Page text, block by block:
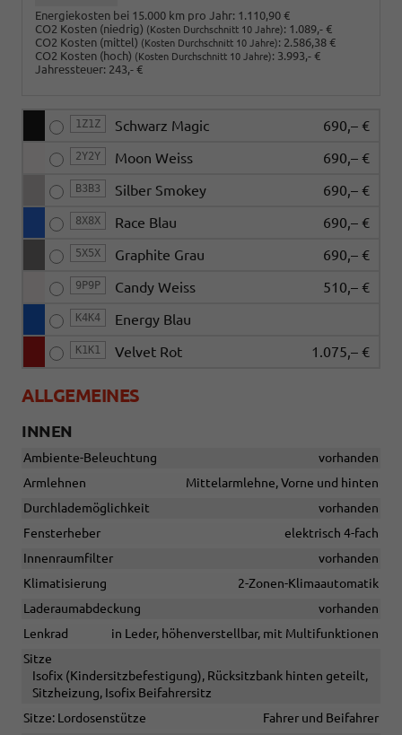
Energiekosten bei 15.000 km pro Jahr: 1.110,90 €
CO2 Kosten (niedrig) (Kosten Durchschnitt 10 Jahre): 1.089,- €
CO2 Kosten (mittel) (Kosten Durchschnitt 10 Jahre): 2.586,38 €
CO2 Kosten (hoch) (Kosten Durchschnitt 10 Jahre): 3.993,- €
Jahressteuer: 243,- €
1Z1Z Schwarz Magic 690,– €
2Y2Y Moon Weiss 690,– €
B3B3 Silber Smokey 690,– €
8X8X Race Blau 690,– €
5X5X Graphite Grau 690,– €
9P9P Candy Weiss 510,– €
K4K4 Energy Blau
K1K1 Velvet Rot 1.075,– €
ALLGEMEINES
INNEN
Ambiente-Beleuchtung
vorhanden
Armlehnen
Mittelarmlehne, Vorne und hinten
Durchlademöglichkeit
vorhanden
Fensterheber
elektrisch 4-fach
Innenraumfilter
vorhanden
Klimatisierung
2-Zonen-Klimaautomatik
Laderaumabdeckung
vorhanden
Lenkrad
in Leder, höhenverstellbar, mit Multifunktionen
Sitze
Isofix (Kindersitzbefestigung), Rücksitzbank hinten geteilt,
Sitzheizung, Isofix Beifahrersitz
Sitze: Lordosenstütze
Fahrer und Beifahrer